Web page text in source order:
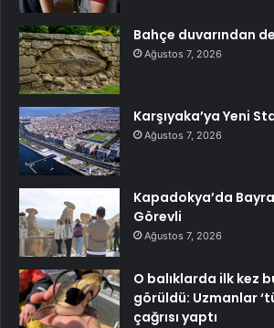
Bahçe duvarından
Ağustos 7, 2026
Karşıyaka’ya Yeni
Ağustos 7, 2026
Kapadokya’da
Görevli
Ağustos 7, 2026
O balıklarda ilk kez
görüldü: Uzmanlar
çağrısı yaptı